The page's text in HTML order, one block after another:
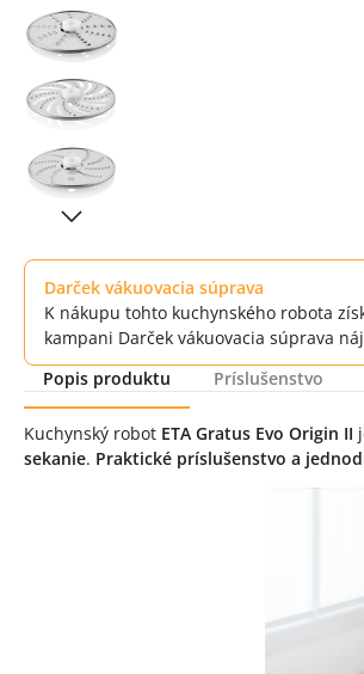
Darček vákuovacia súprava
K nákupu tohto kuchynského robota
kampani Darček vákuovacia súprava
Popis produktu Príslušenstvo
Popis produktu
Kuchynský robot ETA Gratus Evo Origin II
sekanie. Praktické príslušenstvo a